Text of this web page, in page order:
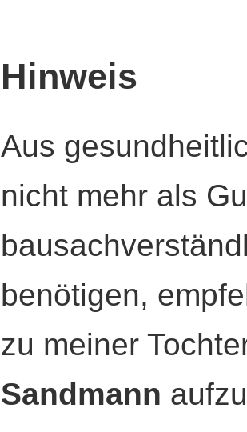
Hinweis
Aus
nicht mehr als
benötigen,
zu meiner
Sandmann